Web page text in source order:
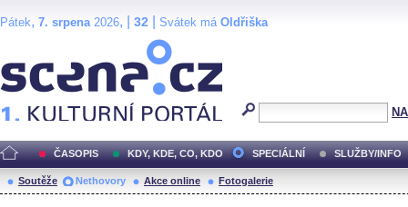
Pátek, 7. srpena2026, | 32 Svátek má Oldřiška
ČASOPIS KDY, KDE, CO, KDO SPECIÁLNÍ SLUŽBY/INFO
Soutěže Nethovory Akce online Fotogalerie